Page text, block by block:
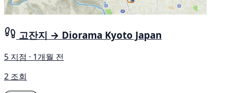
고잔지 → Diorama Kyoto Japan
5 지점 · 1개월 전
2 조회